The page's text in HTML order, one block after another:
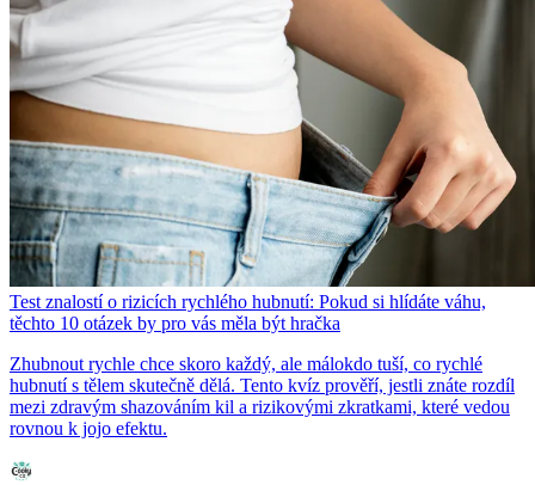
Test znalostí o rizicích rychlého hubnutí: Pokud si hlídáte váhu,
těchto 10 otázek by pro vás měla být hračka
Zhubnout rychle chce skoro každý, ale málokdo tuší, co rychlé
hubnutí s tělem skutečně dělá. Tento kvíz prověří, jestli znáte rozdíl
mezi zdravým shazováním kil a rizikovými zkratkami, které vedou
rovnou k jojo efektu.